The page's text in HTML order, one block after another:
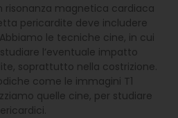
risonanza magnetica cardiaca
pericardite deve includere
le tecniche cine, in cui
l’eventuale impatto
soprattutto nella costrizione.
come le immagini T1
quelle cine, per studiare